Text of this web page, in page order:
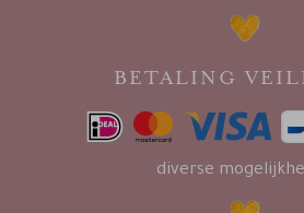
BETALING
diverse